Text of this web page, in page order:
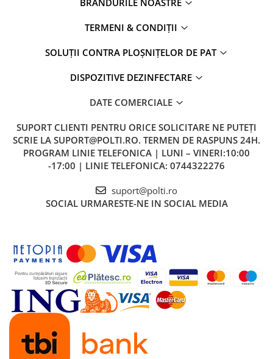
TERMENI & CONDIȚII
SOLUȚII CONTRA PLOȘNIȚELOR DE PAT
DISPOZITIVE DEZINFECTARE
DATE COMERCIALE
SUPORT CLIENTI PENTRU ORICE SOLICITARE NE PUTEȚI
SCRIE LA SUPORT@POLTI.RO. TERMEN DE RASPUNS 24H.
PROGRAM LINIE TELEFONICA | LUNI – VINERI:10:00
-17:00 | LINIE TELEFONICA: 0744322276
suport@polti.ro
SOCIAL URMARESTE-NE IN SOCIAL MEDIA